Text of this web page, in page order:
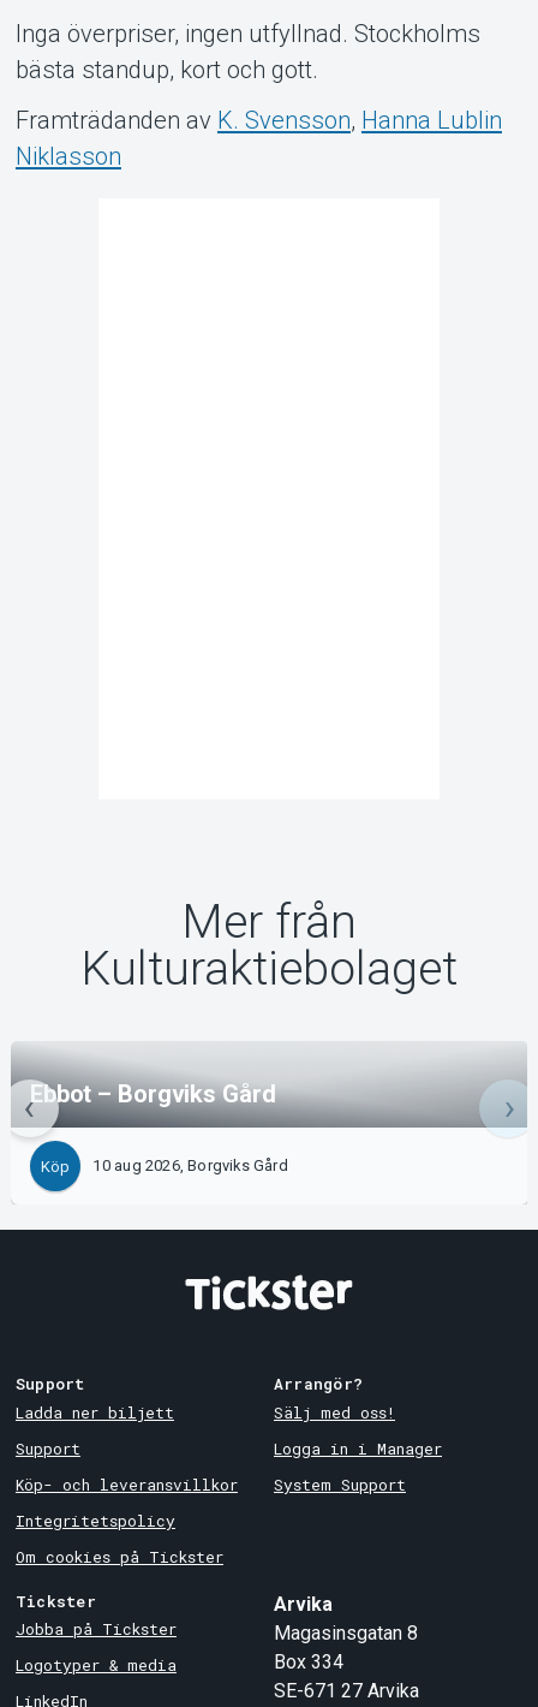
Inga överpriser, ingen utfyllnad. Stockholms
bästa standup, kort och gott.
Framträdanden av K. Svensson, Hanna Lublin
Niklasson
Mer från
Kulturaktiebolaget
Ebbot – Borgviks Gård
Köp 10 aug 2026, Borgviks Gård
Support
Ladda ner biljett
Support
Köp- och leveransvillkor
Integritetspolicy
Om cookies på Tickster
Arrangör?
Sälj med oss!
Logga in i Manager
System Support
Tickster
Jobba på Tickster
Logotyper & media
LinkedIn
Arvika
Magasinsgatan 8
Box 334
SE-671 27 Arvika